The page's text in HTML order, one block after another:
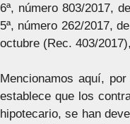
6ª, número 803/2017,
5ª, número 262/2017,
octubre (Rec. 403/
Mencionamos aquí,
establece que los
hipotecario, se han